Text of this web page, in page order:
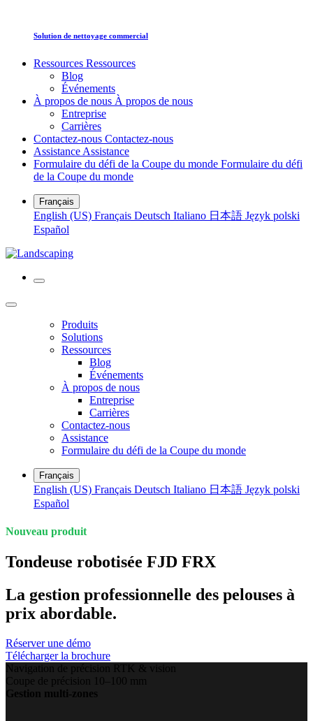
Solution de nettoyage commercial
Ressources Ressources
Blog
Événements
À propos de nous À propos de nous
Entreprise
Carrières
Contactez-nous Contactez-nous
Assistance Assistance
Formulaire du défi de la Coupe du monde Formulaire du défi
de la Coupe du monde
Français
English (US) Français Deutsch Italiano 日本語 Język polski
Español
Produits
Solutions
Ressources
Blog
Événements
À propos de nous
Entreprise
Carrières
Contactez-nous
Assistance
Formulaire du défi de la Coupe du monde
Français
English (US) Français Deutsch Italiano 日本語 Język polski
Español
Nouveau produit
Tondeuse robotisée FJD FRX
La gestion professionnelle des pelouses à
prix abordable.
Réserver une démo
Télécharger la brochure
Navigation de précision RTK & vision
Coupe de précision 10–100 mm
Gestion multi-zones